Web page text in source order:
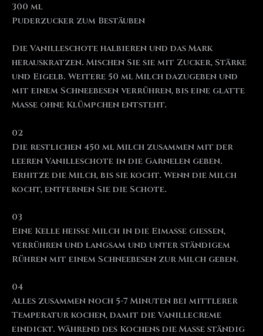
300 ml
Puderzucker zum Bestäuben
Die Vanilleschote halbieren und das Mark
herauskratzen. Mischen Sie sie mit Zucker, Stärke
und Eigelb. Weitere 50 ml Milch dazugeben und
mit einem Schneebesen verrühren, bis eine glatte
Masse ohne Klümpchen entsteht.
02
Die restlichen 450 ml Milch zusammen mit der
leeren Vanilleschote in die Garnelen geben.
Erhitze die Milch, bis sie kocht. Wenn die Milch
kocht, entfernen Sie die Schote.
03
Eine Kelle heiße Milch in die Eimasse gießen,
verrühren und langsam und unter ständigem
Rühren mit einem Schneebesen zur Milch geben.
04
Alles zusammen noch 5-7 Minuten bei mittlerer
Temperatur kochen, damit die Vanillecreme
eindickt. Während des Kochens die Masse ständig